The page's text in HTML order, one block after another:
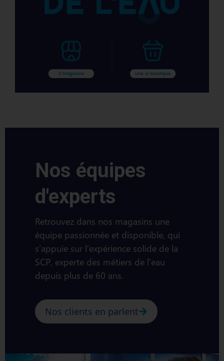
Nos équipes
d'experts
Retrouvez dans nos magasins une
équipe passionnée et disponible, qui
s’appuie sur l’expérience solide de la
SCP, experte des métiers de l’eau
depuis plus de 60 ans.
Nos clients en parlent